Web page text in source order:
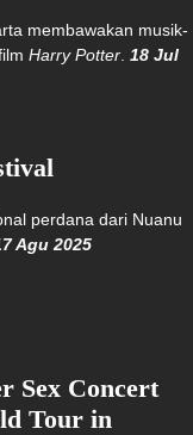
membawakan musik-
Harry Potter .18 Jul
perdana dari Nuanu
Agu 2025
Sex Concert
Tour in